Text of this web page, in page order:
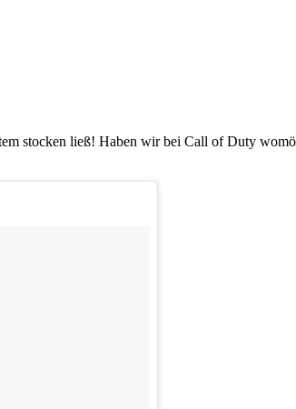
stocken ließ! Haben wir bei Call of Duty